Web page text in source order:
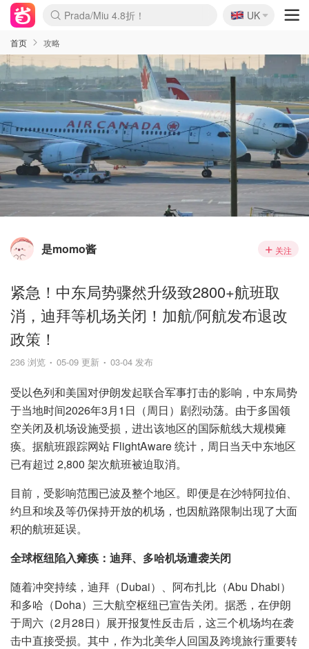
Prada/Miu 4.8折！
🇬🇧
UK
首页 攻略
是momo酱 关注
紧急！中东局势骤然升级致2800+航班取
消，迪拜等机场关闭！加航/阿航发布退改
政策！
236 浏览 05-09 更新 03-04 发布
受以色列和美国对伊朗发起联合军事打击的影响，中东局势
于当地时间2026年3月1日（周日）剧烈动荡。由于多国领
空关闭及机场设施受损，进出该地区的国际航线大规模瘫
痪。据航班跟踪网站 FlightAware 统计，周日当天中东地区
已有超过 2,800 架次航班被迫取消。
目前，受影响范围已波及整个地区。即便是在沙特阿拉伯、
约旦和埃及等仍保持开放的机场，也因航路限制出现了大面
积的航班延误。
全球枢纽陷入瘫痪：迪拜、多哈机场遭袭关闭
随着冲突持续，迪拜（Dubai）、阿布扎比（Abu Dhabi）
和多哈（Doha）三大航空枢纽已宣告关闭。据悉，在伊朗
于周六（2月28日）展开报复性反击后，这三个机场均在袭
击中直接受损。其中，作为北美华人回国及跨境旅行重要转